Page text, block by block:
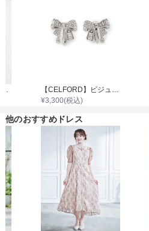
¥3,300(税込)
他のおすすめドレス